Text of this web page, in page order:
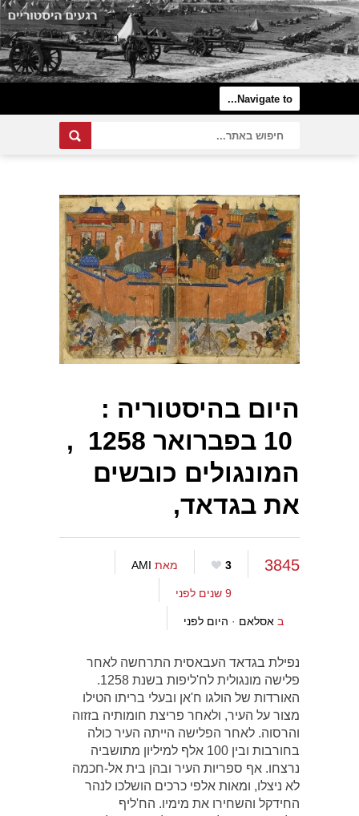
היום בהיסטוריה :
10 בפברואר 1258 ,
המונגולים כובשים
את בגדאד,
3845
3 מאת AMI
9 שנים לפני
ב אסלאם · היום לפני
נפילת בגדאד העבאסית התרחשה לאחר
פלישה מונגולית לח'ליפות בשנת 1258.
האורדות של הולגו ח'אן ובעלי בריתו הטילו
מצור על העיר, ולאחר פריצת חומותיה בזזוה
והרסוה. לאחר הפלישה הייתה העיר כולה
בחורבות ובין 100 אלף למיליון מתושביה
נרצחו. אף ספריות העיר ובהן בית אל-חכמה
לא ניצלו, ומאות אלפי כרכים הושלכו לנהר
החידקל והשחירו את מימיו. הח'ליף